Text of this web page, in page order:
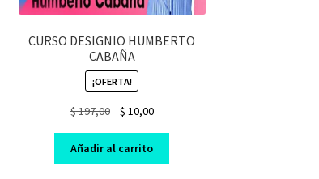
CURSO DESIGNIO HUMBERTO
CABAÑA
¡OFERTA!
$197,00
Original
was:
$ 197,00.
$ 10,00Current
is:
$ 10,00.
Añadir al carrito